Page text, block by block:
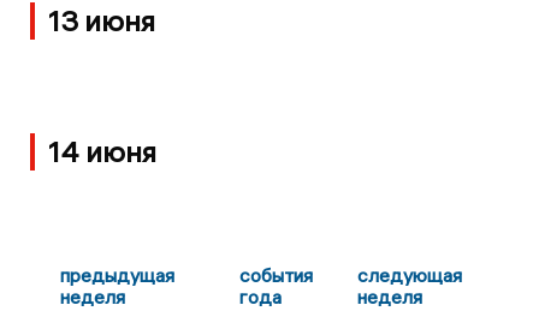
13 июня
14 июня
предыдущая
неделя
события
года
следующая
неделя